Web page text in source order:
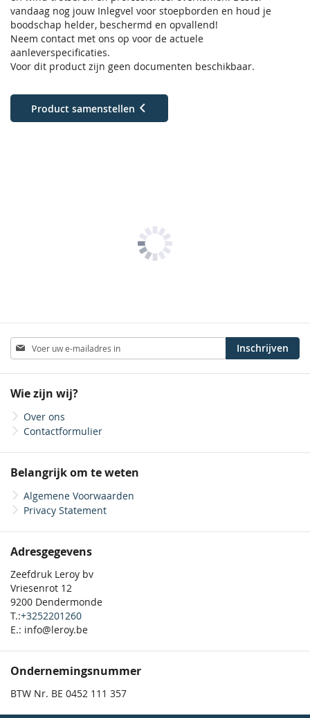
vandaag nog jouw Inlegvel voor stoepborden en houd je
boodschap helder, beschermd en opvallend!
Neem contact met ons op voor de actuele
aanleverspecificaties.
Voor dit product zijn geen documenten beschikbaar.
Product samenstellen
Abonneer
u
op
nieuwsbrief
Inschrijven
Wie zijn wij?
Over ons
Contactformulier
Belangrijk om te weten
Algemene Voorwaarden
Privacy Statement
Adresgegevens
Zeefdruk Leroy bv
Vriesenrot 12
9200 Dendermonde
T.:+3252201260
E.: info@leroy.be
Ondernemingsnummer
BTW Nr. BE 0452 111 357